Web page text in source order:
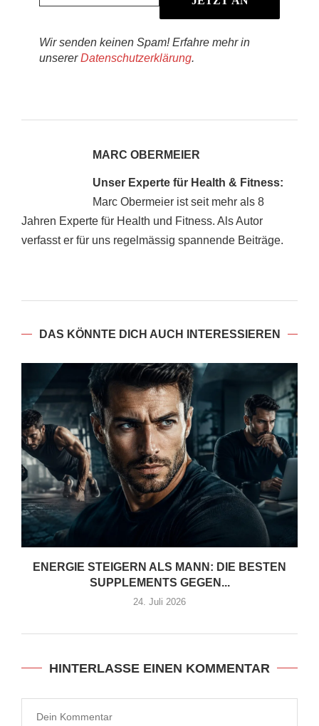
Wir senden keinen Spam! Erfahre mehr in
unsererDatenschutzerklärung.
MARC OBERMEIER
Unser Experte für Health & Fitness:
Marc Obermeier ist seit mehr als 8
Jahren Experte für Health und Fitness. Als Autor
verfasst er für uns regelmässig spannende Beiträge.
DAS KÖNNTE DICH AUCH INTERESSIEREN
ENERGIE STEIGERN ALS MANN: DIE BESTEN
SUPPLEMENTS GEGEN...
24. Juli 2026
HINTERLASSE EINEN KOMMENTAR